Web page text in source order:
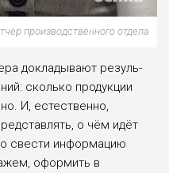
производственного отдела
докладывают резуль­
сколько продукции
И, есте­ственно,
о чём идёт
све­сти информацию
оформить в